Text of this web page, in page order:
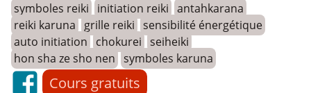
symboles reiki initiation reiki antahkarana
reiki karuna
grille reiki sensibilité énergétique
auto initiation
chokurei seiheiki
hon sha ze sho nen symboles karuna
Cours gratuits